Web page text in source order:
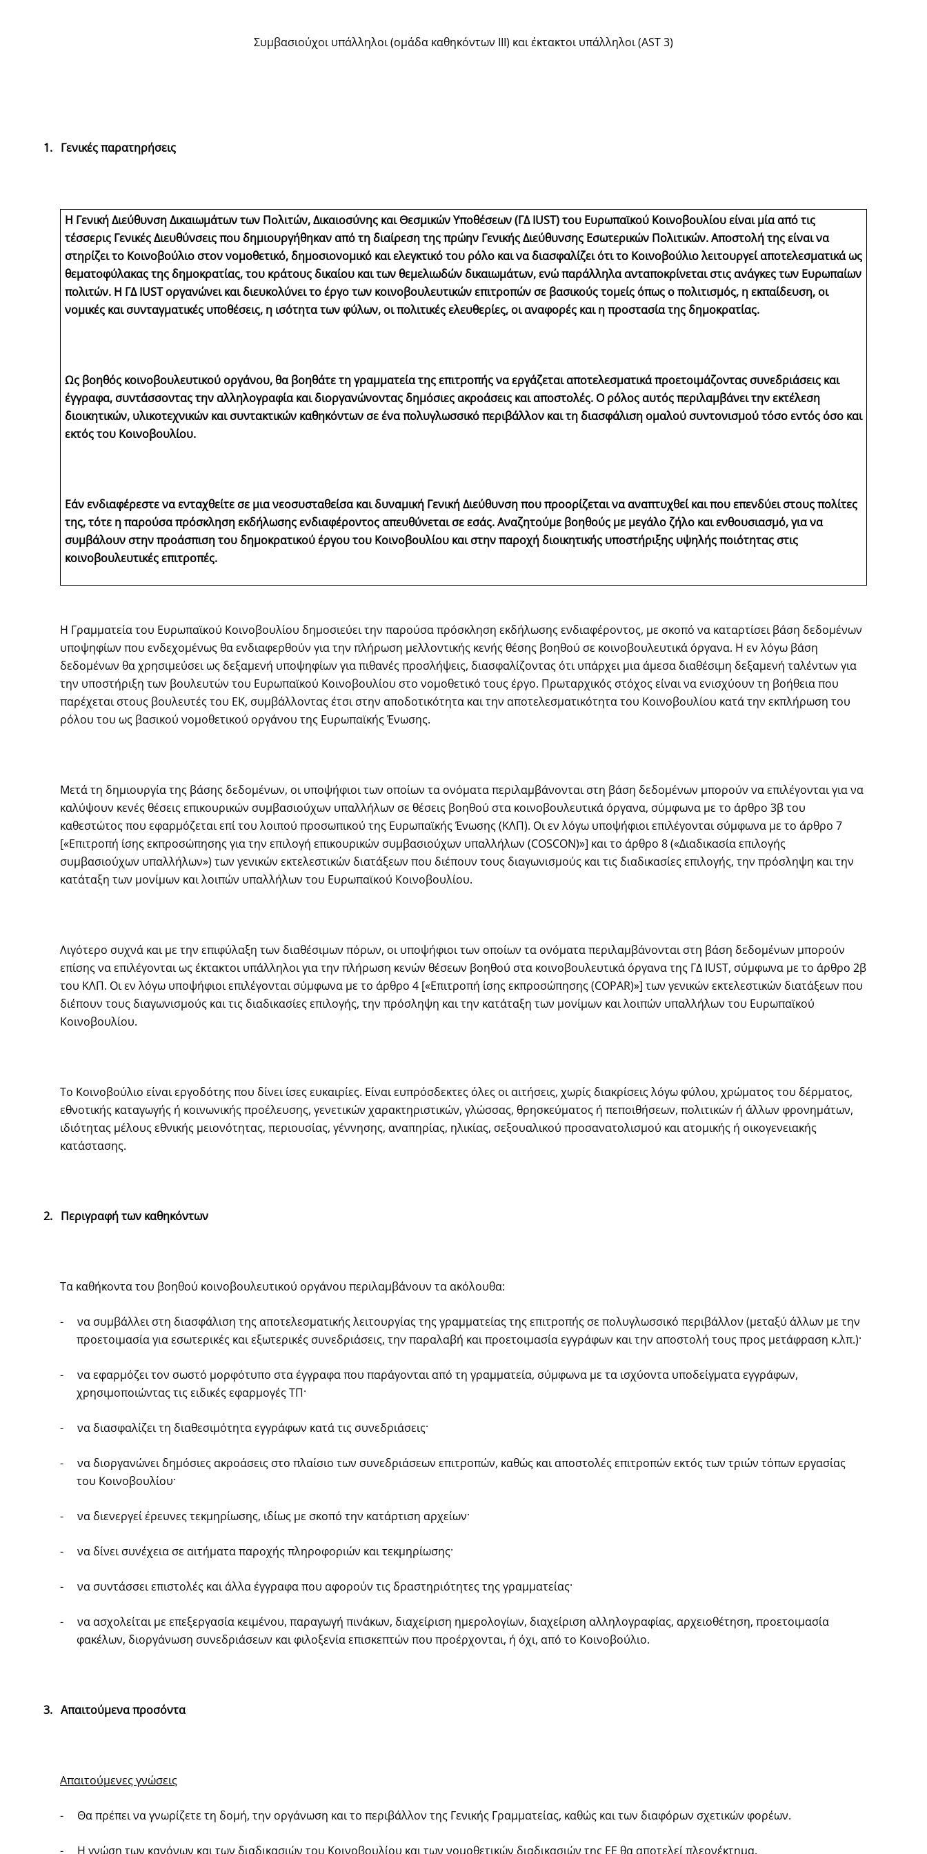
Συμβασιούχοι υπάλληλοι (ομάδα καθηκόντων III) και έκτακτοι υπάλληλοι (AST 3)
1. Γενικές παρατηρήσεις
Η Γενική Διεύθυνση Δικαιωμάτων των Πολιτών, Δικαιοσύνης και Θεσμικών Υποθέσεων (ΓΔ IUST) του Ευρωπαϊκού Κοινοβουλίου είναι μία από τις
τέσσερις Γενικές Διευθύνσεις που δημιουργήθηκαν από τη διαίρεση της πρώην Γενικής Διεύθυνσης Εσωτερικών Πολιτικών. Αποστολή της είναι να
στηρίζει το Κοινοβούλιο στον νομοθετικό, δημοσιονομικό και ελεγκτικό του ρόλο και να διασφαλίζει ότι το Κοινοβούλιο λειτουργεί αποτελεσματικά ως
θεματοφύλακας της δημοκρατίας, του κράτους δικαίου και των θεμελιωδών δικαιωμάτων, ενώ παράλληλα ανταποκρίνεται στις ανάγκες των Ευρωπαίων
πολιτών. Η ΓΔ IUST οργανώνει και διευκολύνει το έργο των κοινοβουλευτικών επιτροπών σε βασικούς τομείς όπως ο πολιτισμός, η εκπαίδευση, οι
νομικές και συνταγματικές υποθέσεις, η ισότητα των φύλων, οι πολιτικές ελευθερίες, οι αναφορές και η προστασία της δημοκρατίας.
Ως βοηθός κοινοβουλευτικού οργάνου, θα βοηθάτε τη γραμματεία της επιτροπής να εργάζεται αποτελεσματικά προετοιμάζοντας συνεδριάσεις και
έγγραφα, συντάσσοντας την αλληλογραφία και διοργανώνοντας δημόσιες ακροάσεις και αποστολές. Ο ρόλος αυτός περιλαμβάνει την εκτέλεση
διοικητικών, υλικοτεχνικών και συντακτικών καθηκόντων σε ένα πολυγλωσσικό περιβάλλον και τη διασφάλιση ομαλού συντονισμού τόσο εντός όσο και
εκτός του Κοινοβουλίου.
Εάν ενδιαφέρεστε να ενταχθείτε σε μια νεοσυσταθείσα και δυναμική Γενική Διεύθυνση που προορίζεται να αναπτυχθεί και που επενδύει στους πολίτες
της, τότε η παρούσα πρόσκληση εκδήλωσης ενδιαφέροντος απευθύνεται σε εσάς. Αναζητούμε βοηθούς με μεγάλο ζήλο και ενθουσιασμό, για να
συμβάλουν στην προάσπιση του δημοκρατικού έργου του Κοινοβουλίου και στην παροχή διοικητικής υποστήριξης υψηλής ποιότητας στις
κοινοβουλευτικές επιτροπές.
Η Γραμματεία του Ευρωπαϊκού Κοινοβουλίου δημοσιεύει την παρούσα πρόσκληση εκδήλωσης ενδιαφέροντος, με σκοπό να καταρτίσει βάση δεδομένων
υποψηφίων που ενδεχομένως θα ενδιαφερθούν για την πλήρωση μελλοντικής κενής θέσης βοηθού σε κοινοβουλευτικά όργανα. Η εν λόγω βάση
δεδομένων θα χρησιμεύσει ως δεξαμενή υποψηφίων για πιθανές προσλήψεις, διασφαλίζοντας ότι υπάρχει μια άμεσα διαθέσιμη δεξαμενή ταλέντων για
την υποστήριξη των βουλευτών του Ευρωπαϊκού Κοινοβουλίου στο νομοθετικό τους έργο. Πρωταρχικός στόχος είναι να ενισχύουν τη βοήθεια που
παρέχεται στους βουλευτές του ΕΚ, συμβάλλοντας έτσι στην αποδοτικότητα και την αποτελεσματικότητα του Κοινοβουλίου κατά την εκπλήρωση του
ρόλου του ως βασικού νομοθετικού οργάνου της Ευρωπαϊκής Ένωσης.
Μετά τη δημιουργία της βάσης δεδομένων, οι υποψήφιοι των οποίων τα ονόματα περιλαμβάνονται στη βάση δεδομένων μπορούν να επιλέγονται για να
καλύψουν κενές θέσεις επικουρικών συμβασιούχων υπαλλήλων σε θέσεις βοηθού στα κοινοβουλευτικά όργανα, σύμφωνα με το άρθρο 3β του
καθεστώτος που εφαρμόζεται επί του λοιπού προσωπικού της Ευρωπαϊκής Ένωσης (ΚΛΠ). Οι εν λόγω υποψήφιοι επιλέγονται σύμφωνα με το άρθρο 7
[«Επιτροπή ίσης εκπροσώπησης για την επιλογή επικουρικών συμβασιούχων υπαλλήλων (COSCON)»] και το άρθρο 8 («Διαδικασία επιλογής
συμβασιούχων υπαλλήλων») των γενικών εκτελεστικών διατάξεων που διέπουν τους διαγωνισμούς και τις διαδικασίες επιλογής, την πρόσληψη και την
κατάταξη των μονίμων και λοιπών υπαλλήλων του Ευρωπαϊκού Κοινοβουλίου.
Λιγότερο συχνά και με την επιφύλαξη των διαθέσιμων πόρων, οι υποψήφιοι των οποίων τα ονόματα περιλαμβάνονται στη βάση δεδομένων μπορούν
επίσης να επιλέγονται ως έκτακτοι υπάλληλοι για την πλήρωση κενών θέσεων βοηθού στα κοινοβουλευτικά όργανα της ΓΔ IUST, σύμφωνα με το άρθρο 2β
του ΚΛΠ. Οι εν λόγω υποψήφιοι επιλέγονται σύμφωνα με το άρθρο 4 [«Επιτροπή ίσης εκπροσώπησης (COPAR)»] των γενικών εκτελεστικών διατάξεων που
διέπουν τους διαγωνισμούς και τις διαδικασίες επιλογής, την πρόσληψη και την κατάταξη των μονίμων και λοιπών υπαλλήλων του Ευρωπαϊκού
Κοινοβουλίου.
Το Κοινοβούλιο είναι εργοδότης που δίνει ίσες ευκαιρίες. Είναι ευπρόσδεκτες όλες οι αιτήσεις, χωρίς διακρίσεις λόγω φύλου, χρώματος του δέρματος,
εθνοτικής καταγωγής ή κοινωνικής προέλευσης, γενετικών χαρακτηριστικών, γλώσσας, θρησκεύματος ή πεποιθήσεων, πολιτικών ή άλλων φρονημάτων,
ιδιότητας μέλους εθνικής μειονότητας, περιουσίας, γέννησης, αναπηρίας, ηλικίας, σεξουαλικού προσανατολισμού και ατομικής ή οικογενειακής
κατάστασης.
2. Περιγραφή των καθηκόντων
Τα καθήκοντα του βοηθού κοινοβουλευτικού οργάνου περιλαμβάνουν τα ακόλουθα:
-
να συμβάλλει στη διασφάλιση της αποτελεσματικής λειτουργίας της γραμματείας της επιτροπής σε πολυγλωσσικό περιβάλλον (μεταξύ άλλων με την
προετοιμασία για εσωτερικές και εξωτερικές συνεδριάσεις, την παραλαβή και προετοιμασία εγγράφων και την αποστολή τους προς μετάφραση κ.λπ.)·
-
να εφαρμόζει τον σωστό μορφότυπο στα έγγραφα που παράγονται από τη γραμματεία, σύμφωνα με τα ισχύοντα υποδείγματα εγγράφων,
χρησιμοποιώντας τις ειδικές εφαρμογές ΤΠ·
- να διασφαλίζει τη διαθεσιμότητα εγγράφων κατά τις συνεδριάσεις·
-
να διοργανώνει δημόσιες ακροάσεις στο πλαίσιο των συνεδριάσεων επιτροπών, καθώς και αποστολές επιτροπών εκτός των τριών τόπων εργασίας
του Κοινοβουλίου·
- να διενεργεί έρευνες τεκμηρίωσης, ιδίως με σκοπό την κατάρτιση αρχείων·
- να δίνει συνέχεια σε αιτήματα παροχής πληροφοριών και τεκμηρίωσης·
- να συντάσσει επιστολές και άλλα έγγραφα που αφορούν τις δραστηριότητες της γραμματείας·
-
να ασχολείται με επεξεργασία κειμένου, παραγωγή πινάκων, διαχείριση ημερολογίων, διαχείριση αλληλογραφίας, αρχειοθέτηση, προετοιμασία
φακέλων, διοργάνωση συνεδριάσεων και φιλοξενία επισκεπτών που προέρχονται, ή όχι, από το Κοινοβούλιο.
3. Απαιτούμενα προσόντα
Απαιτούμενες γνώσεις
- Θα πρέπει να γνωρίζετε τη δομή, την οργάνωση και το περιβάλλον της Γενικής Γραμματείας, καθώς και των διαφόρων σχετικών φορέων.
- Η γνώση των κανόνων και των διαδικασιών του Κοινοβουλίου και των νομοθετικών διαδικασιών της ΕΕ θα αποτελεί πλεονέκτημα.